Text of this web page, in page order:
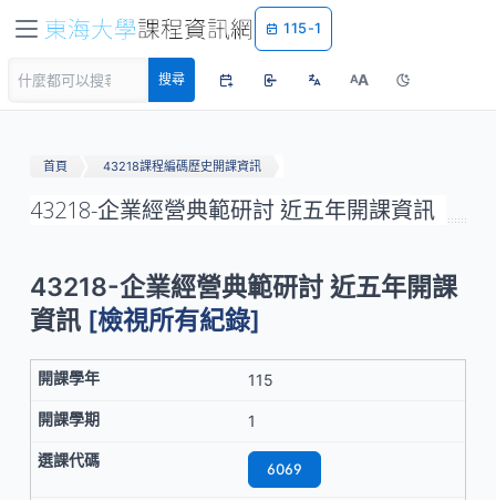
115-1
搜尋 AA
首頁 43218課程編碼歷史開課資訊
43218-企業經營典範研討 近五年開課資訊
43218-企業經營典範研討 近五年開課
資訊 [檢視所有紀錄]
115
1
6069